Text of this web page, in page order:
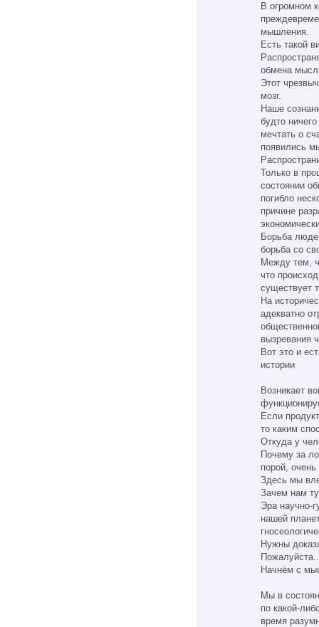
В огромном
мышления.
Есть
обмена
Этот
мозг.
Наше
будто
мечтать о
появились
Только в
состоянии
погибло
причине
Борьба
борьба со
Между тем,
что
существует
На
адекватно
вызревания
Вот это и
истории
Возникает
Если
то каким
Откуда у
Почему за
порой, очень
Здесь мы
Зачем нам
Эра научно-
нашей
Нужны
Начнём с
Мы в
по какой-
время